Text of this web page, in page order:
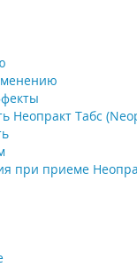
Неопракт Табс
при приеме